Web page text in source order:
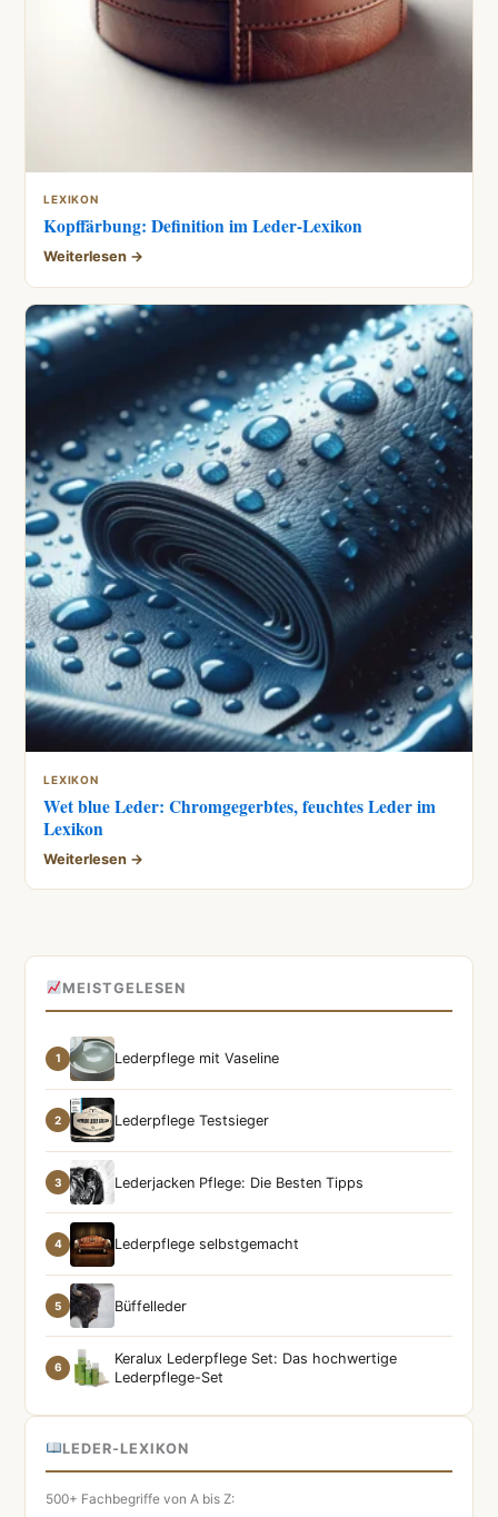
LEXIKON
Kopffärbung: Definition im Leder-Lexikon
Weiterlesen →
LEXIKON
Wet blue Leder: Chromgegerbtes, feuchtes Leder im
Lexikon
Weiterlesen →
MEISTGELESEN
1 Lederpflege mit Vaseline
2 Lederpflege Testsieger
3 Lederjacken Pflege: Die Besten Tipps
4 Lederpflege selbstgemacht
5 Büffelleder
6
Keralux Lederpflege Set: Das hochwertige
Lederpflege-Set
LEDER-LEXIKON
500+ Fachbegriffe von A bis Z: